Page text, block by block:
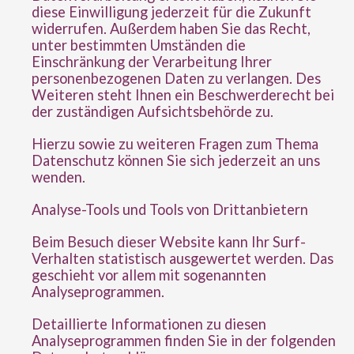
diese Einwilligung jederzeit für die Zukunft
widerrufen. Außerdem haben Sie das Recht,
unter bestimmten Umständen die
Einschränkung der Verarbeitung Ihrer
personenbezogenen Daten zu verlangen. Des
Weiteren steht Ihnen ein Beschwerderecht bei
der zuständigen Aufsichtsbehörde zu.
Hierzu sowie zu weiteren Fragen zum Thema
Datenschutz können Sie sich jederzeit an uns
wenden.
Analyse-Tools und Tools von Dritt­anbietern
Beim Besuch dieser Website kann Ihr Surf-
Verhalten statistisch ausgewertet werden. Das
geschieht vor allem mit sogenannten
Analyseprogrammen.
Detaillierte Informationen zu diesen
Analyseprogrammen finden Sie in der folgenden